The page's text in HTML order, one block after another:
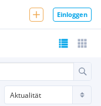
Einloggen